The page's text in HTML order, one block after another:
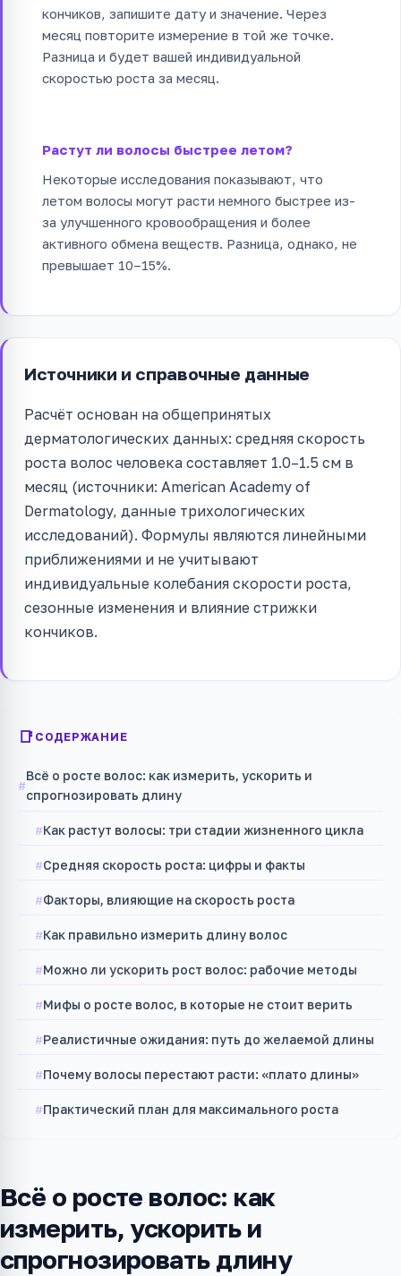
кончиков, запишите дату и значение. Через
месяц повторите измерение в той же точке.
Разница и будет вашей индивидуальной
скоростью роста за месяц.
Растут ли волосы быстрее летом?
Некоторые исследования показывают, что
летом волосы могут расти немного быстрее из-
за улучшенного кровообращения и более
активного обмена веществ. Разница, однако, не
превышает 10–15%.
Источники и справочные данные
Расчёт основан на общепринятых
дерматологических данных: средняя скорость
роста волос человека составляет 1.0–1.5 см в
месяц (источники: American Academy of
Dermatology, данные трихологических
исследований). Формулы являются линейными
приближениями и не учитывают
индивидуальные колебания скорости роста,
сезонные изменения и влияние стрижки
кончиков.
СОДЕРЖАНИЕ
Всё о росте волос: как измерить, ускорить и
спрогнозировать длину
Как растут волосы: три стадии жизненного цикла
Средняя скорость роста: цифры и факты
Факторы, влияющие на скорость роста
Как правильно измерить длину волос
Можно ли ускорить рост волос: рабочие методы
Мифы о росте волос, в которые не стоит верить
Реалистичные ожидания: путь до желаемой длины
Почему волосы перестают расти: «плато длины»
Практический план для максимального роста
Всё о росте волос: как
измерить, ускорить и
спрогнозировать длину